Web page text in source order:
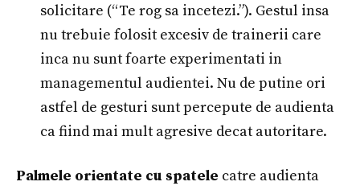
solicitare (“Te rog sa incetezi.”). Gestul insa
nu trebuie folosit excesiv de trainerii care
inca nu sunt foarte experimentati in
managementul audientei. Nu de putine ori
astfel de gesturi sunt percepute de audienta
ca fiind mai mult agresive decat autoritare.
Palmele orientate cu spatele catre audienta